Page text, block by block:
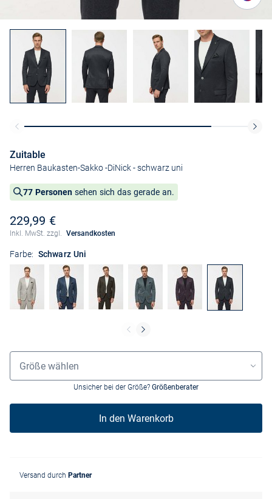
Zuitable
Herren Baukasten-Sakko -DiNick- schwarz uni
77 Personen sehen sich das gerade an.
229,99 €
Inkl. MwSt. zzgl. Versandkosten
Farbe: Schwarz Uni
Größenauswahl
Größe wählen
Unsicher bei der Größe? Größenberater
In den Warenkorb
Versand durch Partner